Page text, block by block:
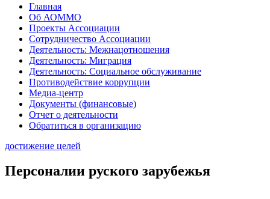
Главная
Об АОММО
Проекты Ассоциации
Сотрудничество Ассоциации
Деятельность: Межнацотношения
Деятельность: Миграция
Деятельность: Социальное обслуживание
Противодействие коррупции
Медиа-центр
Документы (финансовые)
Отчет о деятельности
Обратиться в организацию
достижение целей
Персоналии руского зарубежья